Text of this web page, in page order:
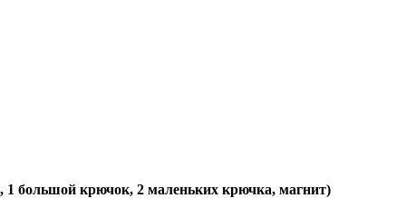
большой крючок, 2 маленьких крючка, магнит)